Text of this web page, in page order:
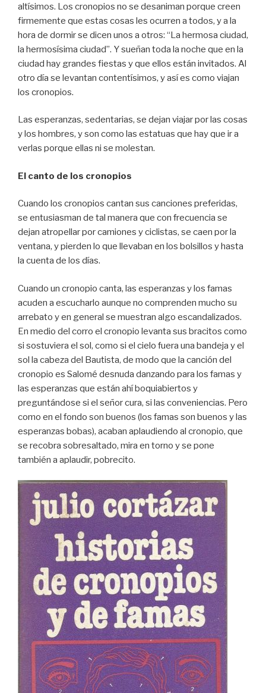
altísimos. Los cronopios no se desaniman porque creen
firmemente que estas cosas les ocurren a todos, y a la
hora de dormir se dicen unos a otros: “La hermosa ciudad,
la hermosísima ciudad”. Y sueñan toda la noche que en la
ciudad hay grandes fiestas y que ellos están invitados. Al
otro día se levantan contentísimos, y así es como viajan
los cronopios.
Las esperanzas, sedentarias, se dejan viajar por las cosas
y los hombres, y son como las estatuas que hay que ir a
verlas porque ellas ni se molestan.
El canto de los cronopios
Cuando los cronopios cantan sus canciones preferidas,
se entusiasman de tal manera que con frecuencia se
dejan atropellar por camiones y ciclistas, se caen por la
ventana, y pierden lo que llevaban en los bolsillos y hasta
la cuenta de los días.
Cuando un cronopio canta, las esperanzas y los famas
acuden a escucharlo aunque no comprenden mucho su
arrebato y en general se muestran algo escandalizados.
En medio del corro el cronopio levanta sus bracitos como
si sostuviera el sol, como si el cielo fuera una bandeja y el
sol la cabeza del Bautista, de modo que la canción del
cronopio es Salomé desnuda danzando para los famas y
las esperanzas que están ahí boquiabiertos y
preguntándose si el señor cura, si las conveniencias. Pero
como en el fondo son buenos (los famas son buenos y las
esperanzas bobas), acaban aplaudiendo al cronopio, que
se recobra sobresaltado, mira en torno y se pone
también a aplaudir, pobrecito.